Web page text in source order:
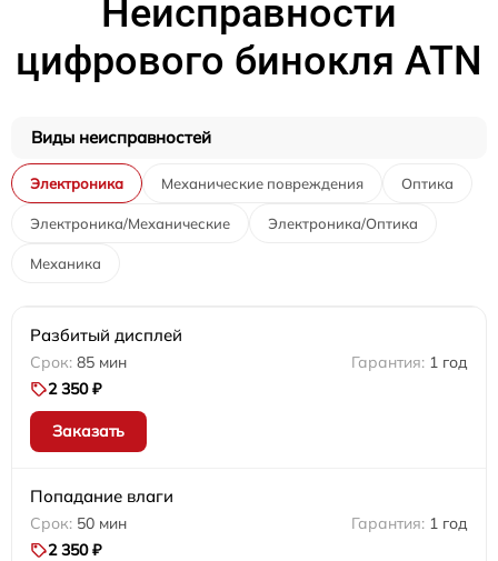
Неисправности
цифрового бинокля ATN
Виды неисправностей
Электроника Механические повреждения Оптика
Электроника/Механические Электроника/Оптика
Механика
Разбитый дисплей
85 мин
1 год
2 350 ₽
Заказать
Попадание влаги
50 мин
1 год
2 350 ₽